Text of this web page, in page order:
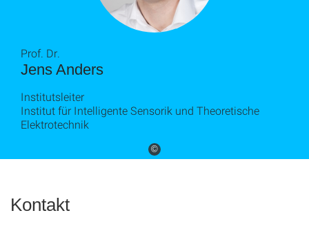
©
Jens Anders
Prof. Dr.
Institutsleiter
Institut für Intelligente Sensorik und Theoretische
Elektrotechnik
Kontakt